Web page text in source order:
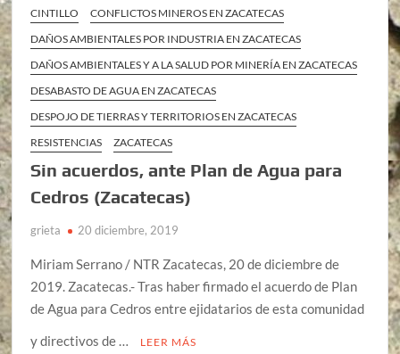
CINTILLO
CONFLICTOS MINEROS EN ZACATECAS
DAÑOS AMBIENTALES POR INDUSTRIA EN ZACATECAS
DAÑOS AMBIENTALES Y A LA SALUD POR MINERÍA EN ZACATECAS
DESABASTO DE AGUA EN ZACATECAS
DESPOJO DE TIERRAS Y TERRITORIOS EN ZACATECAS
RESISTENCIAS
ZACATECAS
Sin acuerdos, ante Plan de Agua para
Cedros (Zacatecas)
grieta 20 diciembre, 2019
Miriam Serrano / NTR Zacatecas, 20 de diciembre de
2019. Zacatecas.- Tras haber firmado el acuerdo de Plan
de Agua para Cedros entre ejidatarios de esta comunidad
y directivos de …
LEER MÁS